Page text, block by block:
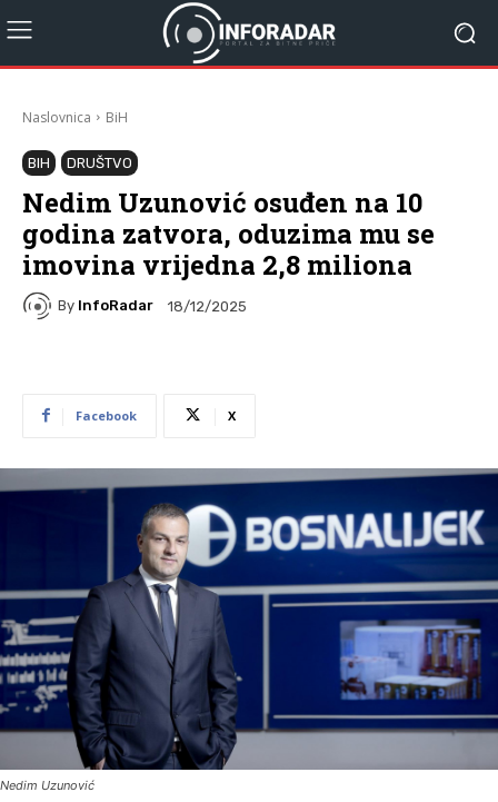
Naslovnica BiH
BIH DRUŠTVO
Nedim Uzunović osuđen na 10
godina zatvora, oduzima mu se
imovina vrijedna 2,8 miliona
By InfoRadar 18/12/2025
Facebook X
Nedim Uzunović